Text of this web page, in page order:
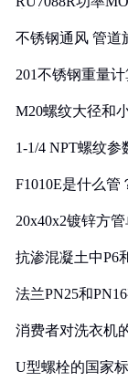
不锈钢通风 管道
201不锈钢重量
M20螺纹大径和
1-1/4 NPT螺纹
F1010E是什么管
20x40x2镀锌方
抗渗混凝土中P6
法兰PN25和
消费者对洗衣机
U型螺栓的国家